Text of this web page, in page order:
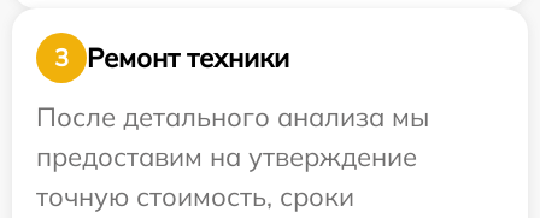
3
Ремонт техники
После детального анализа мы
предоставим на утверждение
точную стоимость, сроки